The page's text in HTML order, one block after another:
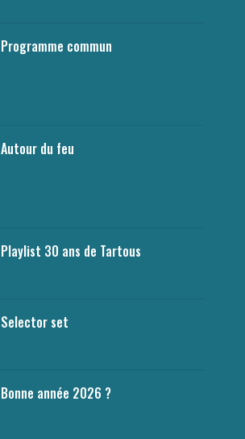
Programme commun
Autour du feu
Playlist 30 ans de Tartous
Selector set
Bonne année 2026 ?